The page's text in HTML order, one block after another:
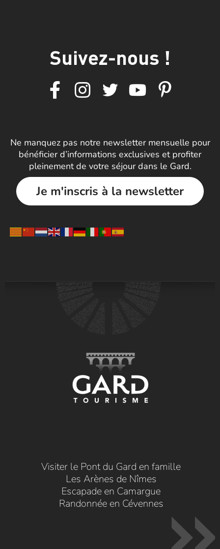
Suivez-nous !
Ne manquez pas notre newsletter mensuelle pour
bénéficier d’informations exclusives et profiter
pleinement de votre séjour dans le Gard.
Je m'inscris à la newsletter
Visiter le Pont du Gard en famille
Les Arènes de Nîmes
Escapade en Camargue
Randonnée en Cévennes